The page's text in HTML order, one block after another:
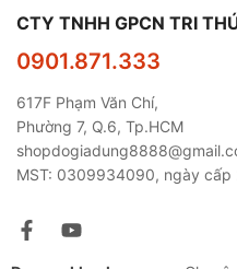
CTY TNHH GPCN TRI
0901.871.333
617F Phạm Văn Chí,
Phường 7, Q.6, Tp.HCM
MST: 0309934090, ngày cấp